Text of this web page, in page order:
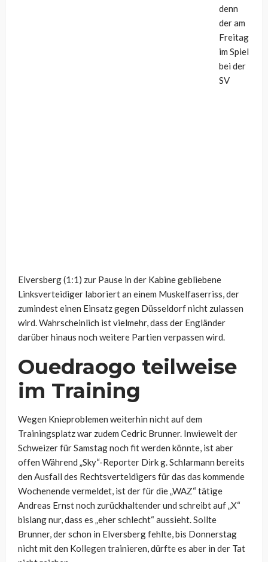
denn
der am
Freitag
im Spiel
bei der
SV
Elversberg (1:1) zur Pause in der Kabine gebliebene
Linksverteidiger laboriert an einem Muskelfaserriss, der
zumindest einen Einsatz gegen Düsseldorf nicht zulassen
wird. Wahrscheinlich ist vielmehr, dass der Engländer
darüber hinaus noch weitere Partien verpassen wird.
Ouedraogo teilweise
im Training
Wegen Knieproblemen weiterhin nicht auf dem
Trainingsplatz war zudem Cedric Brunner. Inwieweit der
Schweizer für Samstag noch fit werden könnte, ist aber
offen Während „Sky“-Reporter Dirk g. Schlarmann bereits
den Ausfall des Rechtsverteidigers für das das kommende
Wochenende vermeldet, ist der für die „WAZ“ tätige
Andreas Ernst noch zurückhaltender und schreibt auf „X“
bislang nur, dass es „eher schlecht“ aussieht. Sollte
Brunner, der schon in Elversberg fehlte, bis Donnerstag
nicht mit den Kollegen trainieren, dürfte es aber in der Tat